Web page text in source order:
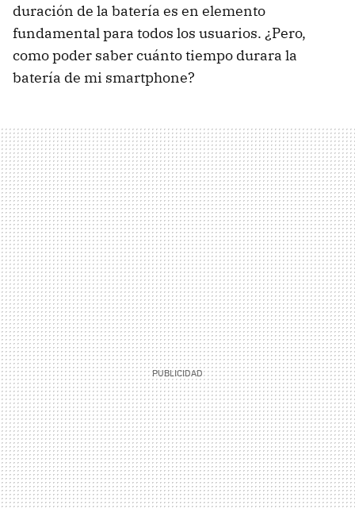
duración de la batería es en elemento
fundamental para todos los usuarios. ¿Pero,
como poder saber cuánto tiempo durara la
batería de mi smartphone?